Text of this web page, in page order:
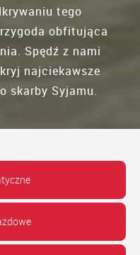
tego
obfitująca
Spędź z nami
najciekawsze
skarby Syjamu.